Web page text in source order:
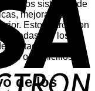
en los sistemas de
mejorando
Estos filtros son
por los
contagio en
o domicilios.
de los